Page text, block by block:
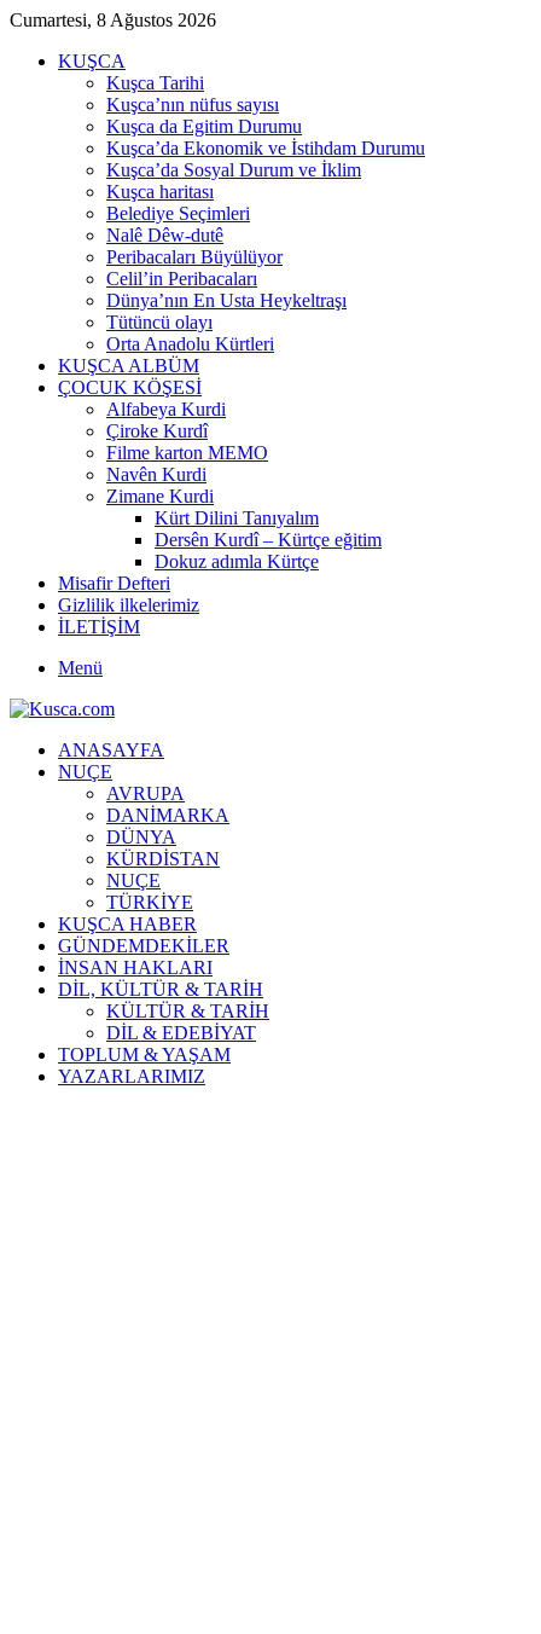
Cumartesi, 8 Ağustos 2026
KUŞCA
Kuşca Tarihi
Kuşca’nın nüfus sayısı
Kuşca da Egitim Durumu
Kuşca’da Ekonomik ve İstihdam Durumu
Kuşca’da Sosyal Durum ve İklim
Kuşca haritası
Belediye Seçimleri
Nalê Dêw-dutê
Peribacaları Büyülüyor
Celil’in Peribacaları
Dünya’nın En Usta Heykeltraşı
Tütüncü olayı
Orta Anadolu Kürtleri
KUŞCA ALBÜM
ÇOCUK KÖŞESİ
Alfabeya Kurdi
Çiroke Kurdî
Filme karton MEMO
Navên Kurdi
Zimane Kurdi
Kürt Dilini Tanıyalım
Dersên Kurdî – Kürtçe eğitim
Dokuz adımla Kürtçe
Misafir Defteri
Gizlilik ilkelerimiz
İLETİŞİM
Menü
ANASAYFA
NUÇE
AVRUPA
DANİMARKA
DÜNYA
KÜRDİSTAN
NUÇE
TÜRKİYE
KUŞCA HABER
GÜNDEMDEKİLER
İNSAN HAKLARI
DİL, KÜLTÜR & TARİH
KÜLTÜR & TARİH
DİL & EDEBİYAT
TOPLUM & YAŞAM
YAZARLARIMIZ